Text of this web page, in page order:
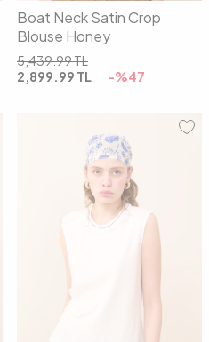
Boat Neck Satin Crop
Blouse Honey
5,439.99TL
2,899.99 TL -%47